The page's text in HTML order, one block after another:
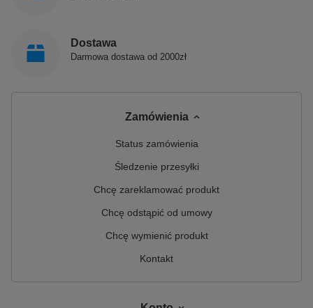
Dostawa
Darmowa dostawa od 2000zł
Zamówienia
Status zamówienia
Śledzenie przesyłki
Chcę zareklamować produkt
Chcę odstąpić od umowy
Chcę wymienić produkt
Kontakt